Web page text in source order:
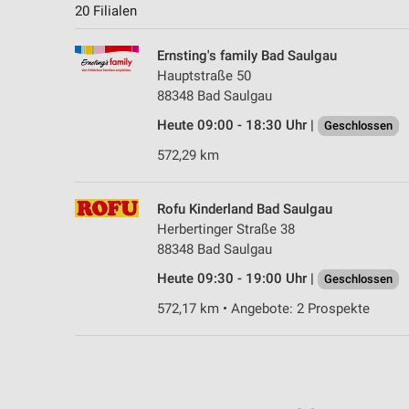
20 Filialen
Ernsting's family Bad Saulgau
Hauptstraße 50
88348 Bad Saulgau
Heute 09:00 - 18:30 Uhr |
Geschlossen
572,29 km
Rofu Kinderland Bad Saulgau
Herbertinger Straße 38
88348 Bad Saulgau
Heute 09:30 - 19:00 Uhr |
Geschlossen
572,17 km • Angebote: 2 Prospekte